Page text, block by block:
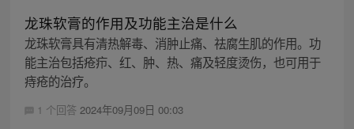
龙珠软膏的作用及功能主治是什么
龙珠软膏具有清热解毒、消肿止痛、祛腐生肌的作用。功
能主治包括疮疖、红、肿、热、痛及轻度烫伤，也可用于
痔疮的治疗。
1 个回答 2024年09月09日 00:03